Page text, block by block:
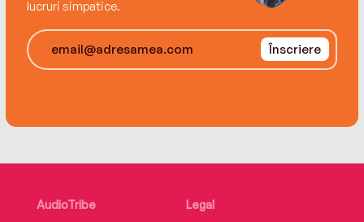
lucruri simpatice.
Înscriere
AudioTribe
Legal